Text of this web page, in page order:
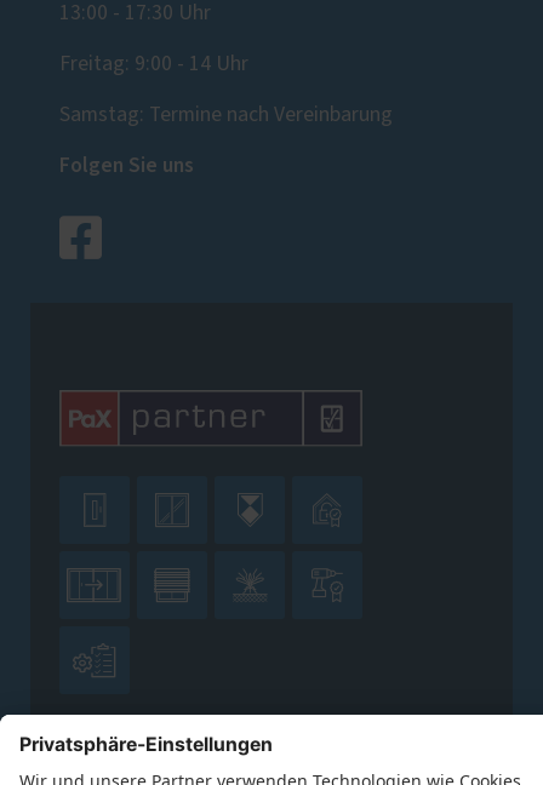
13:00 - 17:30 Uhr
Freitag: 9:00 - 14 Uhr
Samstag: Termine nach Vereinbarung
Folgen Sie uns
   
   
